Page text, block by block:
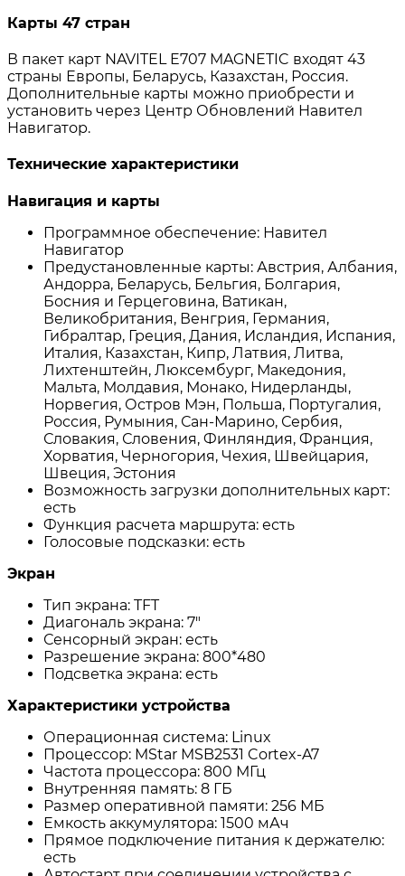
Карты 47 стран
В пакет карт NAVITEL E707 MAGNETIC входят 43
страны Европы, Беларусь, Казахстан, Россия.
Дополнительные карты можно приобрести и
установить через Центр Обновлений Навител
Навигатор.
Технические характеристики
Навигация и карты
Программное обеспечение: Навител
Навигатор
Предустановленные карты: Австрия, Албания,
Андорра, Беларусь, Бельгия, Болгария,
Босния и Герцеговина, Ватикан,
Великобритания, Венгрия, Германия,
Гибралтар, Греция, Дания, Исландия, Испания,
Италия, Казахстан, Кипр, Латвия, Литва,
Лихтенштейн, Люксембург, Македония,
Мальта, Молдавия, Монако, Нидерланды,
Норвегия, Остров Мэн, Польша, Португалия,
Россия, Румыния, Сан-Марино, Сербия,
Словакия, Словения, Финляндия, Франция,
Хорватия, Черногория, Чехия, Швейцария,
Швеция, Эстония
Возможность загрузки дополнительных карт:
есть
Функция расчета маршрута: есть
Голосовые подсказки: есть
Экран
Тип экрана: TFT
Диагональ экрана: 7"
Сенсорный экран: есть
Разрешение экрана: 800*480
Подсветка экрана: есть
Характеристики устройства
Операционная система: Linux
Процессор: MStar MSB2531 Cortex-A7
Частота процессора: 800 МГц
Внутренняя память: 8 ГБ
Размер оперативной памяти: 256 МБ
Емкость аккумулятора: 1500 мАч
Прямое подключение питания к держателю:
есть